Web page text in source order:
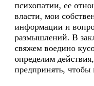
психопатии, ее
власти, мои
информации и
размышлений. В
свяжем воедино
определим
предпринять, чтобы